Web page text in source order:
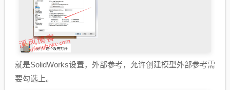
就是SolidWorks设置，外部参考，允许创建模型外部参考需
要勾选上。